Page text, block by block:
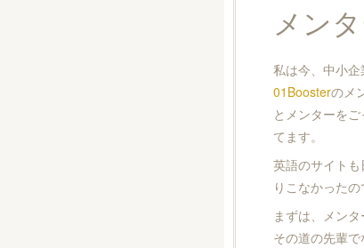
メン
私は今、中小
01Boosterのメ
とメンターを
てます。
英語のサイト
りこなかったの
まずは、メン
その道の先輩